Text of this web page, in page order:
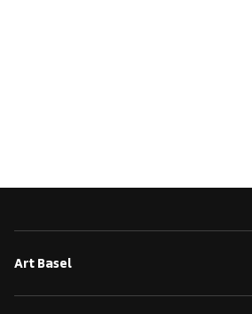
Art Basel